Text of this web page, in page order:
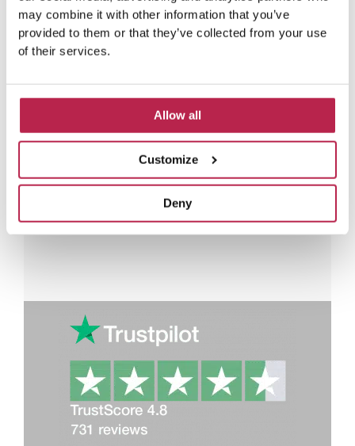
may combine it with other information that you’ve
provided to them or that they’ve collected from your use
of their services.
Allow all
Customize
Deny
Immergetevi nelle ultime
avventure degli ospiti delle
Casa Mar g
t
u
t
o
Bella casa in un bel posto!
r
c
n
u
c
i